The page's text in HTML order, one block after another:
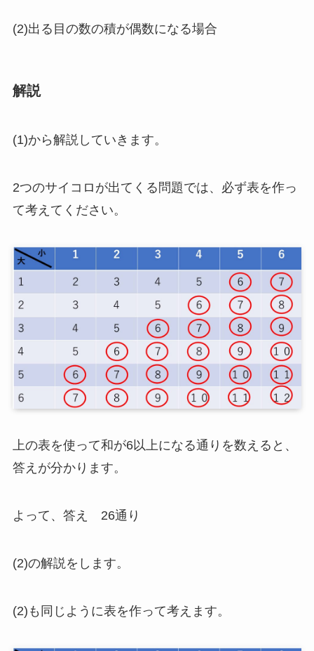
(2)出る目の数の積が偶数になる場合
解説
(1)から解説していきます。
2つのサイコロが出てくる問題では、必ず表を作っ
て考えてください。
上の表を使って和が6以上になる通りを数えると、
答えが分かります。
よって、答え 26通り
(2)の解説をします。
(2)も同じように表を作って考えます。